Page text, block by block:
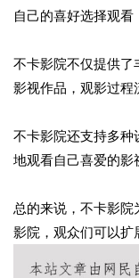
自己的喜好选择观
不卡影院不仅提供了
影视作品，观影过程
不卡影院还支持多种
地观看自己喜爱的影
总的来说，不卡影
影院，观众们可以扩